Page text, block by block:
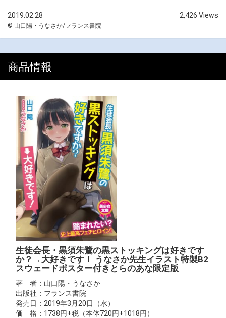
2019.02.28 2,426 Views
© 山口陽・うなさか/フランス書院
商品情報
生徒会長・黒須朱鷺の黒ストッキングは好きです
か？→大好きです！ うなさか先生イラスト特製B2
スウェードポスター付きとらのあな限定版
著 者：山口陽・うなさか
出版社：フランス書院
発売日：2019年3月20日（水）
価 格：1738円+税（本体720円+1018円）